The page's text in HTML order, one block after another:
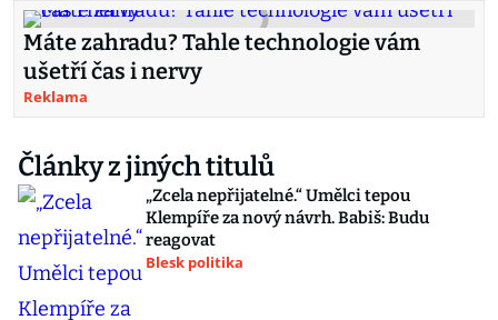
Máte zahradu? Tahle technologie vám
ušetří čas i nervy
Reklama
Články z jiných titulů
„Zcela nepřijatelné.“ Umělci tepou
Klempíře za nový návrh. Babiš: Budu
reagovat
Blesk politika